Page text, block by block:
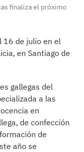
finaliza el próximo
16 de julio en el
en Santiago de
gallegas del
a las
en
de confección
de
año se